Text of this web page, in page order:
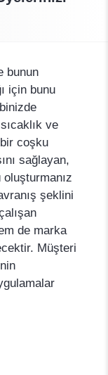
bunun
için bunu
ve
coşku
sağlayan,
şeklini
de marka
Müşteri